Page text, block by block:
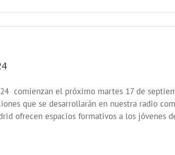
comienzan el próximo martes 17 de
que se desarrollarán en nuestra radio
ofrecen espacios formativos a los jóvenes